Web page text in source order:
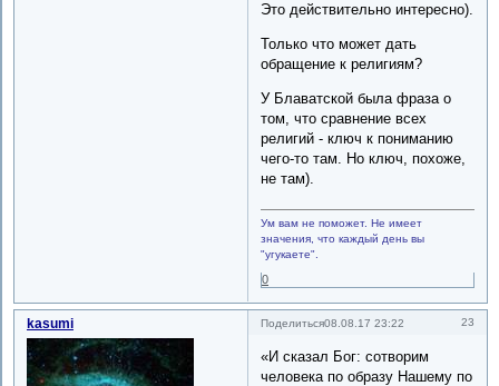
Это действительно интересно).
Только что может дать
обращение к религиям?
У Блаватской была фраза о
том, что сравнение всех
религий - ключ к пониманию
чего-то там. Но ключ, похоже,
не там).
Ум вам не поможет. Не имеет
значения, что каждый день вы
"угукаете".
0
Поделиться 23
08.08.17 23:22
kasumi
«И сказал Бог: сотворим
человека по образу Нашему по